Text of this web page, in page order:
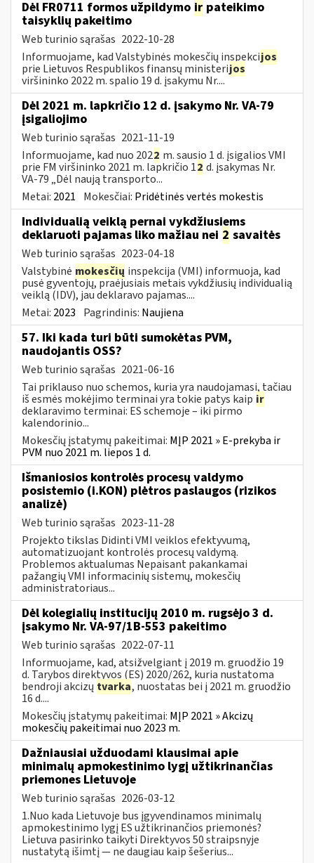
Dėl FR0711 formos užpildymo ir pateikimo
taisyklių pakeitimo
Web turinio sąrašas 2022-10-28
Informuojame, kad Valstybinės mokesčių inspekcijos
prie Lietuvos Respublikos finansų ministerijos
viršininko 2022 m. spalio 19 d. įsakymu Nr....
Dėl 2021 m. lapkričio 12 d. įsakymo Nr. VA-79
įsigaliojimo
Web turinio sąrašas 2021-11-19
Informuojame, kad nuo 2022 m. sausio 1 d. įsigalios VMI
prie FM viršininko 2021 m. lapkričio 12 d. įsakymas Nr.
VA-79 „Dėl naują transporto...
Metai: 2021 Mokesčiai: Pridėtinės vertės mokestis
Individualią veiklą pernai vykdžiusiems
deklaruoti pajamas liko mažiau nei 2 savaitės
Web turinio sąrašas 2023-04-18
Valstybinė mokesčių inspekcija (VMI) informuoja, kad
pusė gyventojų, praėjusiais metais vykdžiusių individualią
veiklą (IDV), jau deklaravo pajamas....
Metai: 2023 Pagrindinis: Naujiena
57. Iki kada turi būti sumokėtas PVM,
naudojantis OSS?
Web turinio sąrašas 2021-06-16
Tai priklauso nuo schemos, kuria yra naudojamasi, tačiau
iš esmės mokėjimo terminai yra tokie patys kaip ir
deklaravimo terminai: ES schemoje – iki pirmo
kalendorinio...
Mokesčių įstatymų pakeitimai: MĮP 2021 » E-prekyba ir
PVM nuo 2021 m. liepos 1 d.
Išmaniosios kontrolės procesų valdymo
posistemio (i.KON) plėtros paslaugos (rizikos
analizė)
Web turinio sąrašas 2023-11-28
Projekto tikslas Didinti VMI veiklos efektyvumą,
automatizuojant kontrolės procesų valdymą.
Problemos aktualumas Nepaisant pakankamai
pažangių VMI informacinių sistemų, mokesčių
administratoriaus...
Dėl kolegialių institucijų 2010 m. rugsėjo 3 d.
įsakymo Nr. VA-97/1B-553 pakeitimo
Web turinio sąrašas 2022-07-11
Informuojame, kad, atsižvelgiant į 2019 m. gruodžio 19
d. Tarybos direktyvos (ES) 2020/262, kuria nustatoma
bendroji akcizų tvarka, nuostatas bei į 2021 m. gruodžio
16 d....
Mokesčių įstatymų pakeitimai: MĮP 2021 » Akcizų
mokesčių pakeitimai nuo 2023 m.
Dažniausiai užduodami klausimai apie
minimalų apmokestinimo lygį užtikrinančias
priemones Lietuvoje
Web turinio sąrašas 2026-03-12
1.Nuo kada Lietuvoje bus įgyvendinamos minimalų
apmokestinimo lygį ES užtikrinančios priemonės?
Lietuva pasirinko taikyti Direktyvos 50 straipsnyje
nustatytą išimtį — ne daugiau kaip šešerius...